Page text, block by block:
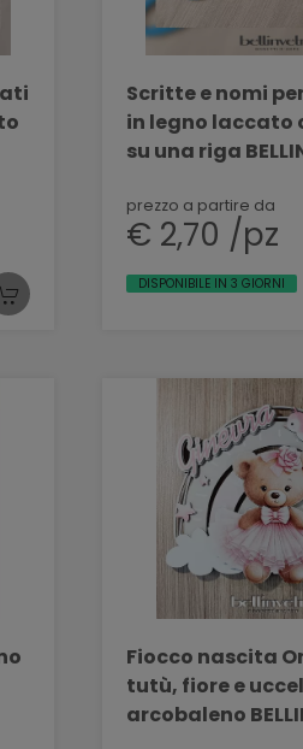
Scritte e nomi
in legno laccato
su una riga
prezzo a partire da
€ 2,70 /pz
DISPONIBILE IN 3 GIORNI
Fiocco nascita
tutù, fiore e
arcobaleno